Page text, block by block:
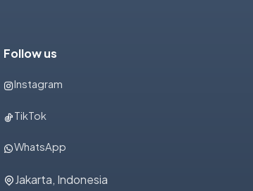
Follow us
Instagram
TikTok
WhatsApp
Jakarta, Indonesia